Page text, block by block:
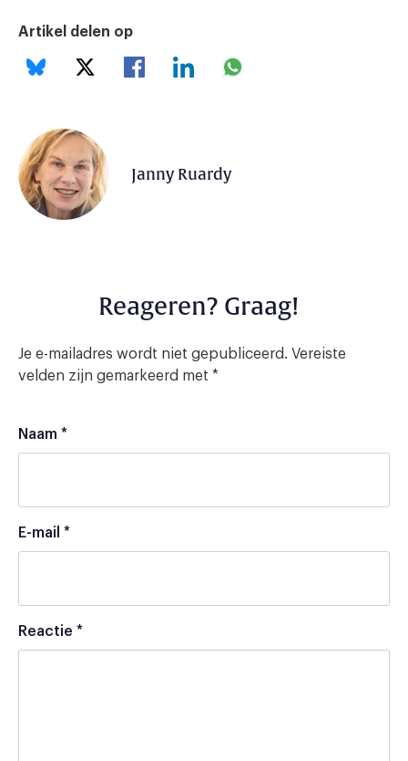
Artikel delen op
Janny Ruardy
Reageren? Graag!
Je e-mailadres wordt niet gepubliceerd. Vereiste
velden zijn gemarkeerd met *
Naam *
E-mail *
Reactie *